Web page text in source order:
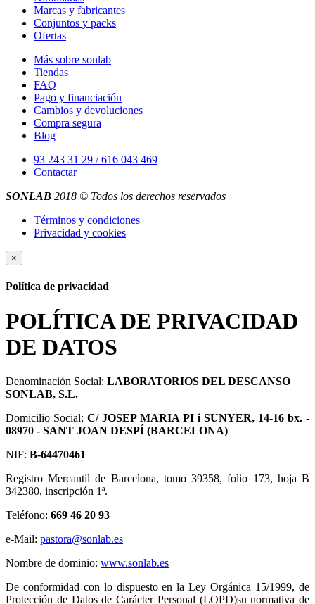
Marcas y fabricantes
Conjuntos y packs
Ofertas
Más sobre sonlab
Tiendas
FAQ
Pago y financiación
Cambios y devoluciones
Compra segura
Blog
93 243 31 29 / 616 043 469
Contactar
SONLAB 2018 © Todos los derechos reservados
Términos y condiciones
Privacidad y cookies
×
Política de privacidad
POLÍTICA DE PRIVACIDAD
DE DATOS
Denominación Social: LABORATORIOS DEL DESCANSO
SONLAB, S.L.
Domicilio Social: C/ JOSEP MARIA PI i SUNYER, 14-16 bx. -
08970 - SANT JOAN DESPÍ (BARCELONA)
NIF: B-64470461
Registro Mercantil de Barcelona, tomo 39358, folio 173, hoja B
342380, inscripción 1ª.
Teléfono: 669 46 20 93
e-Mail: pastora@sonlab.es
Nombre de dominio: www.sonlab.es
De conformidad con lo dispuesto en la Ley Orgánica 15/1999, de
Protección de Datos de Carácter Personal (LOPD)su normativa de